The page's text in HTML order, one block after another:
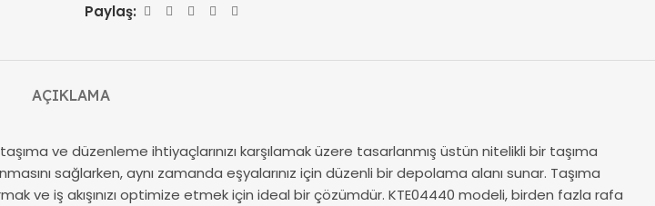
Paylaş:
AÇIKLAMA
ve düzenleme ihtiyaçlarınızı karşılamak üzere tasarlanmış üstün nitelikli bir taşıma
sağlarken, aynı zamanda eşyalarınız için düzenli bir depolama alanı sunar. Taşıma
ve iş akışınızı optimize etmek için ideal bir çözümdür. KTE04440 modeli, birden fazla rafa